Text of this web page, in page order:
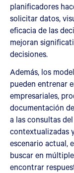
planificadores
solicitar datos,
eficacia de las
mejoran
decisiones.
Además, los
pueden entrenar
empresariales,
documentación
a las consultas
contextualizadas
escenario actual,
buscar en
encontrar